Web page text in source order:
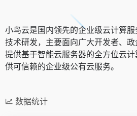
小鸟云是国内领先的企业级云计算
技术研发，主要面向广大开发者、政
提供基于智能云服务器的全方位云
供可信赖的企业级公有云服务。
数据统计